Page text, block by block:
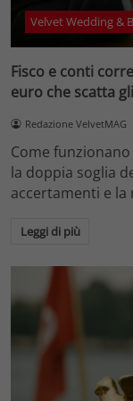
Velvet Wedding &
Fisco e conti
euro che scatta
Redazione VelvetMAG
Come
la doppia soglia
accertamenti e
Leggi di più